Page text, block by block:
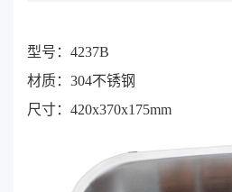
型号：4237B
材质：304不锈钢
尺寸：420x370x175mm